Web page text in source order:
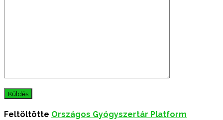
Feltöltötte Országos Gyógyszertár Platform